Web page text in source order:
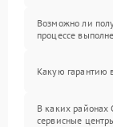
Возможно ли
процессе
Какую гарантию
В каких районах
сервисные